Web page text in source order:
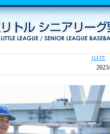
DATE